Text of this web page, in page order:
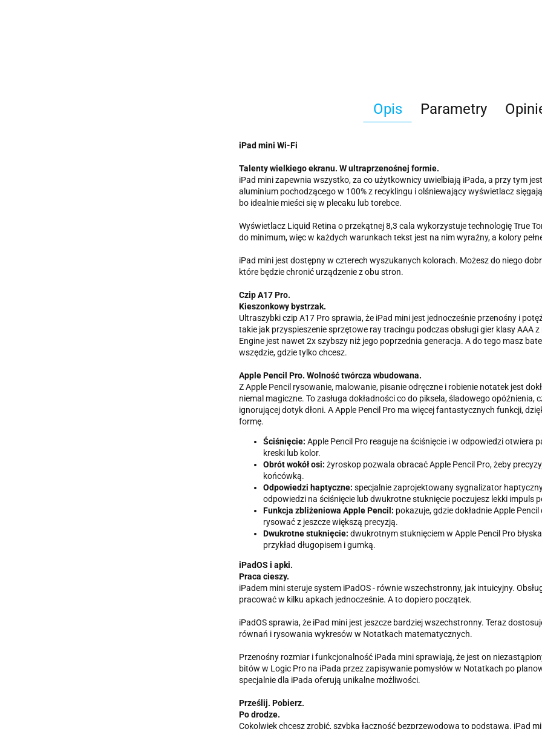
Opis Parametry
iPad mini Wi-Fi
Talenty wielkiego ekranu. W ultraprzenośnej formie.
iPad mini zapewnia wszystko, za co użytkownicy uwielbiają iPada, a przy tym
aluminium pochodzącego w 100% z recyklingu i olśniewający wyświetlacz
bo idealnie mieści się w plecaku lub torebce.
Wyświetlacz Liquid Retina o przekątnej 8,3 cala wykorzystuje technologię True
do minimum, więc w każdych warunkach tekst jest na nim wyraźny, a kolory
iPad mini jest dostępny w czterech wyszukanych kolorach. Możesz do niego
które będzie chronić urządzenie z obu stron.
Czip A17 Pro.
Kieszonkowy bystrzak.
Ultraszybki czip A17 Pro sprawia, że iPad mini jest jednocześnie przenośny i
takie jak przyspieszenie sprzętowe ray tracingu podczas obsługi gier klasy AAA
Engine jest nawet 2x szybszy niż jego poprzednia generacja. A do tego masz
wszędzie, gdzie tylko chcesz.
Apple Pencil Pro. Wolność twórcza wbudowana.
Z Apple Pencil rysowanie, malowanie, pisanie odręczne i robienie notatek jest
niemal magiczne. To zasługa dokładności co do piksela, śladowego opóźnienia,
ignorującej dotyk dłoni. A Apple Pencil Pro ma więcej fantastycznych funkcji,
formę.
Ściśnięcie: Apple Pencil Pro reaguje na ściśnięcie i w odpowiedzi otwiera
kreski lub kolor.
Obrót wokół osi: żyroskop pozwala obracać Apple Pencil Pro, żeby
końcówką.
Odpowiedzi haptyczne: specjalnie zaprojektowany sygnalizator
odpowiedzi na ściśnięcie lub dwukrotne stuknięcie poczujesz lekki impuls
Funkcja zbliżeniowa Apple Pencil: pokazuje, gdzie dokładnie Apple
rysować z jeszcze większą precyzją.
Dwukrotne stuknięcie: dwukrotnym stuknięciem w Apple Pencil Pro
przykład długopisem i gumką.
iPadOS i apki.
Praca cieszy.
iPadem mini steruje system iPadOS - równie wszechstronny, jak intuicyjny.
pracować w kilku apkach jednocześnie. A to dopiero początek.
iPadOS sprawia, że iPad mini jest jeszcze bardziej wszechstronny. Teraz
równań i rysowania wykresów w Notatkach matematycznych.
Przenośny rozmiar i funkcjonalność iPada mini sprawiają, że jest on
bitów w Logic Pro na iPada przez zapisywanie pomysłów w Notatkach po
specjalnie dla iPada oferują unikalne możliwości.
Prześlij. Pobierz.
Po drodze.
Cokolwiek chcesz zrobić, szybka łączność bezprzewodowa to podstawa. iPad